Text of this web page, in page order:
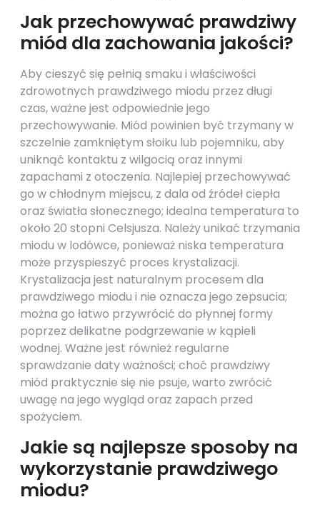
Jak przechowywać prawdziwy
miód dla zachowania jakości?
Aby cieszyć się pełnią smaku i właściwości
zdrowotnych prawdziwego miodu przez długi
czas, ważne jest odpowiednie jego
przechowywanie. Miód powinien być trzymany w
szczelnie zamkniętym słoiku lub pojemniku, aby
uniknąć kontaktu z wilgocią oraz innymi
zapachami z otoczenia. Najlepiej przechowywać
go w chłodnym miejscu, z dala od źródeł ciepła
oraz światła słonecznego; idealna temperatura to
około 20 stopni Celsjusza. Należy unikać trzymania
miodu w lodówce, ponieważ niska temperatura
może przyspieszyć proces krystalizacji.
Krystalizacja jest naturalnym procesem dla
prawdziwego miodu i nie oznacza jego zepsucia;
można go łatwo przywrócić do płynnej formy
poprzez delikatne podgrzewanie w kąpieli
wodnej. Ważne jest również regularne
sprawdzanie daty ważności; choć prawdziwy
miód praktycznie się nie psuje, warto zwrócić
uwagę na jego wygląd oraz zapach przed
spożyciem.
Jakie są najlepsze sposoby na
wykorzystanie prawdziwego
miodu?